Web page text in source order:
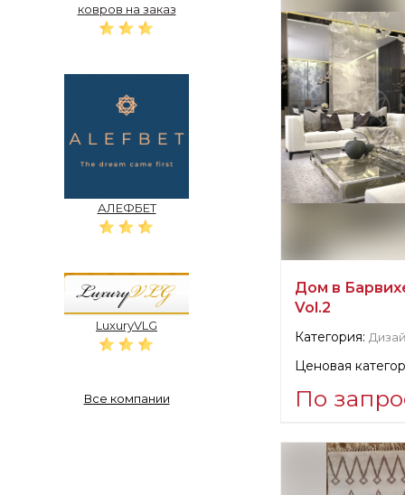
ковров на заказ
АЛЕФБЕТ
LuxuryVLG
Все компании
Официальный
Санкт-
Дом в
Vol.2
Категория:
Ценовая
По
Информация о
verified company
NEUMARK